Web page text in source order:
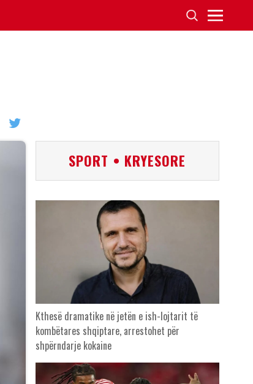
SPORT • KRYESORE
Kthesë dramatike në jetën e ish-lojtarit të
kombëtares shqiptare, arrestohet për
shpërndarje kokaine